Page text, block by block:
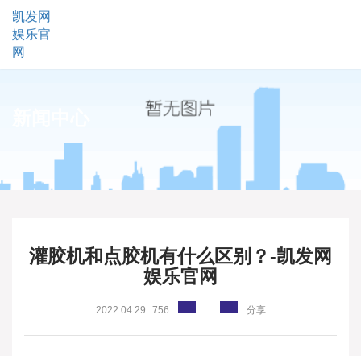
凯发网
娱乐官
网
灌胶机和点胶机有什么区别？-凯发网
娱乐官网
2022.04.29 756 分享